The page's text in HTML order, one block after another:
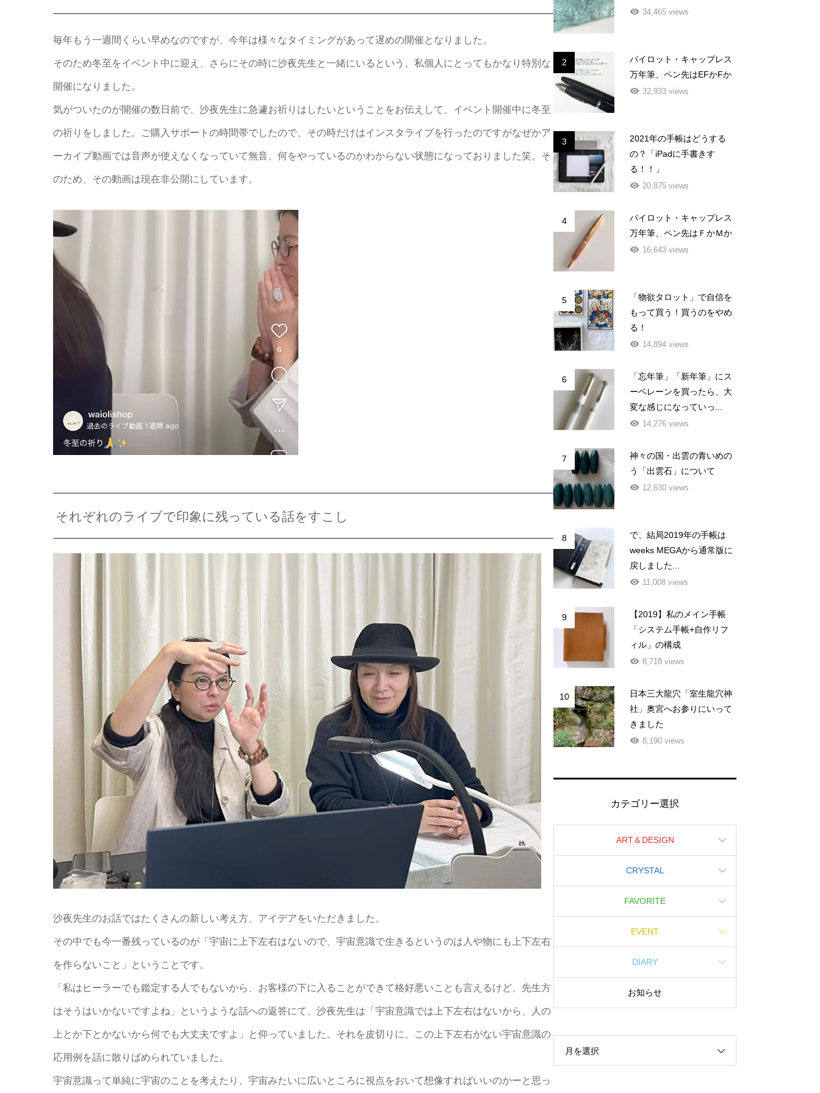
毎年もう一週間くらい早めなのですが、今年は様々なタイミングがあって遅めの開催となりました。
そのため冬至をイベント中に迎え、さらにその時に沙夜先生と一緒にいるという、私個人にとってもかなり特別な
開催になりました。
気がついたのが開催の数日前で、沙夜先生に急遽お祈りはしたいということをお伝えして、イベント開催中に冬至
の祈りをしました。ご購入サポートの時間帯でしたので、その時だけはインスタライブを行ったのですがなぜかア
ーカイブ動画では音声が使えなくなっていて無音、何をやっているのかわからない状態になっておりました笑。そ
のため、その動画は現在非公開にしています。
それぞれのライブで印象に残っている話をすこし
沙夜先生のお話ではたくさんの新しい考え方、アイデアをいただきました。
その中でも今一番残っているのが「宇宙に上下左右はないので、宇宙意識で生きるというのは人や物にも上下左右
を作らないこと」ということです。
「私はヒーラーでも鑑定する人でもないから、お客様の下に入ることができて格好悪いことも言えるけど、先生方
はそうはいかないですよね」というような話への返答にて、沙夜先生は「宇宙意識では上下左右はないから、人の
上とか下とかないから何でも大丈夫ですよ」と仰っていました。それを皮切りに、この上下左右がない宇宙意識の
応用例を話に散りばめられていました。
宇宙意識って単純に宇宙のことを考えたり、宇宙みたいに広いところに視点をおいて想像すればいいのかーと思っ
34,465 views
2
パイロット・キャップレス
万年筆、ペン先はEFかFか
32,933 views
3
2021年の手帳はどうする
の？「iPadに手書きす
る！！」
20,875 views
4
パイロット・キャップレス
万年筆、ペン先はＦかＭか
16,643 views
5
「物欲タロット」で自信を
もって買う！買うのをやめ
る！
14,894 views
6
「忘年筆」「新年筆」にス
ーベレーンを買ったら、大
変な感じになっていっ...
14,276 views
7
神々の国・出雲の青いめの
う「出雲石」について
12,630 views
8
で、結局2019年の手帳は
weeks MEGAから通常版に
戻しました...
11,008 views
9
【2019】私のメイン手帳
「システム手帳+自作リフ
ィル」の構成
8,718 views
10
日本三大龍穴「室生龍穴神
社」奥宮へお参りにいって
きました
8,190 views
カテゴリー選択
ART＆DESIGN
CRYSTAL
FAVORITE
EVENT
DIARY
お知らせ
月を選択